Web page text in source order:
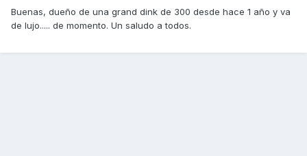
Buenas, dueño de una grand dink de 300 desde hace 1 año y va
de lujo..... de momento. Un saludo a todos.